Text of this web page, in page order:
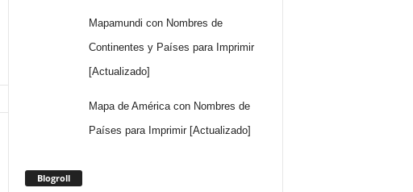
Mapamundi con Nombres de
Continentes y Países para Imprimir
[Actualizado]
Mapa de América con Nombres de
Países para Imprimir [Actualizado]
Blogroll